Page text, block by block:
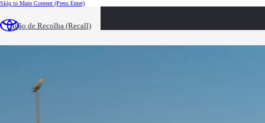
Skip to Main Content (Press Enter)
Ação de Recolha (Recall)